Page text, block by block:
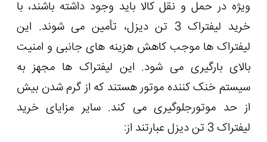
ویژه در حمل و نقل کالا باید وجود داشته باشند، با
خرید لیفتراک 3 تن دیزل، تأمین می شوند. این
لیفتراک ها موجب کاهش هزینه های جانبی و امنیت
بالای بارگیری می شود. این لیفتراک ها مجهز به
سیستم خنک کننده موتور هستند که از گرم شدن بیش
از حد موتورجلوگیری می کند. سایر مزایای خرید
لیفتراک 3 تن دیزل عبارتند از: